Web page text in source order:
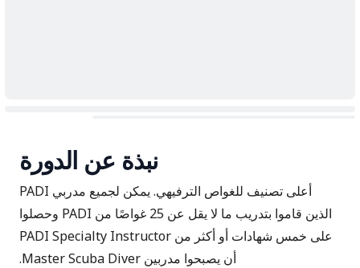
نبذة عن الدورة
أعلى تصنيف للغواص الترفيهي. يمكن لجميع مدربي PADI
الذين قاموا بتدريب ما لا يقل عن 25 غواصًا من PADI وحصلوا
على خمس شهادات أو أكثر من PADI Specialty Instructor
أن يصبحوا مدربين Master Scuba Diver.